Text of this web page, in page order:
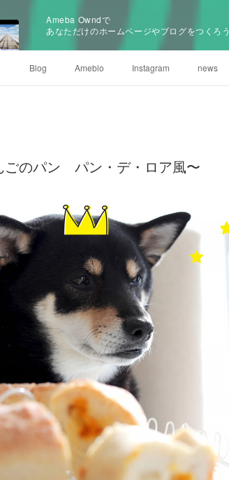
Ameba Owndで
あなただけのホームページやブログをつくろう
Blog Ameblo Instagram news
ごのパン パン・デ・ロア風〜